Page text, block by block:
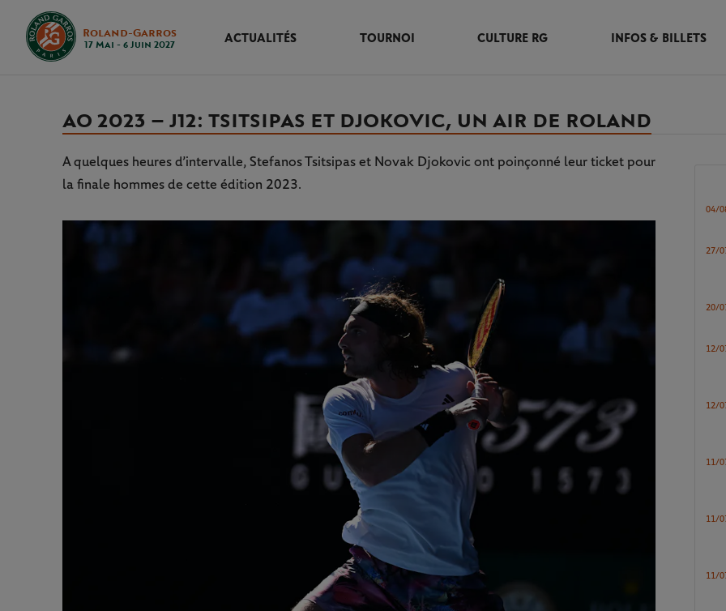
Roland-Garros
17 Mai - 6 Juin 2027
ACTUALITÉS TOURNOI CULTURE RG INFOS & BILLETS
AO 2023 – J12 : TSITSIPAS ET DJOKOVIC, UN AIR DE ROLAND
A quelques heures d’intervalle, Stefanos Tsitsipas et Novak Djokovic ont poinçonné leur ticket pour
la finale hommes de cette édition 2023.
04/
27/
20/
12/
12/
11/
11/
11/